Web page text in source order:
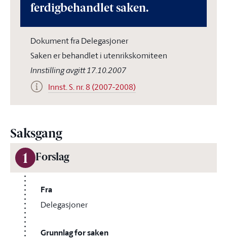
ferdigbehandlet saken.
Dokument fra Delegasjoner
Saken er behandlet i utenrikskomiteen
Innstilling avgitt 17.10.2007
Innst. S. nr. 8 (2007-2008)
Saksgang
1 Forslag
Fra
Delegasjoner
Grunnlag for saken